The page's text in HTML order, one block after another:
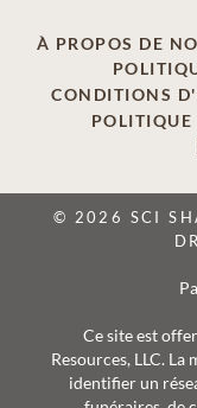
À PROPOS DE
CONDITIONS
© 2026 SCI
Ce site est
Resources, LLC.
identifier un